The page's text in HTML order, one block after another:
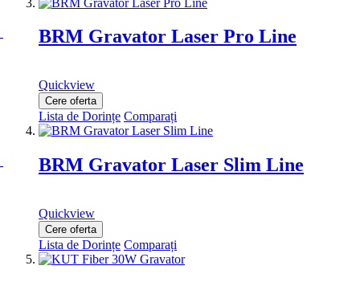
BRM Gravator Laser Pro Line
Quickview
Cere oferta
Lista de Dorințe Comparați
BRM Gravator Laser Slim Line
Quickview
Cere oferta
Lista de Dorințe Comparați